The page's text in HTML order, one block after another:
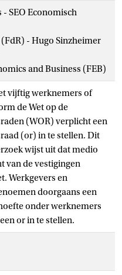
- SEO Economisch
- Hugo Sinzheimer
and Business (FEB)
vijftig werknemers of
de Wet op de
(WOR) verplicht een
(or) in te stellen. Dit
wijst uit dat medio
van de vestigingen
Werkgevers en
doorgaans een
onder werknemers
or in te stellen.